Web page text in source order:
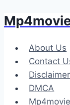
Skip
contentAbout Us
Contact
Disclaimer
DMCA